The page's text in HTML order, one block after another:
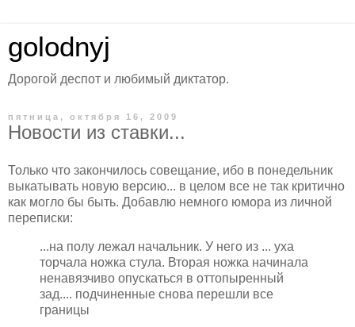
golodnyj
Дорогой деспот и любимый диктатор.
пятница, октября 16, 2009
Новости из ставки...
Только что закончилось совещание, ибо в понедельник
выкатывать новую версию... в целом все не так критично
как могло бы быть. Добавлю немного юмора из личной
переписки:
...на полу лежал начальник. У него из ... уха
торчала ножка стула. Вторая ножка начинала
ненавязчиво опускаться в оттопыренный
зад.... подчиненные снова перешли все
границы